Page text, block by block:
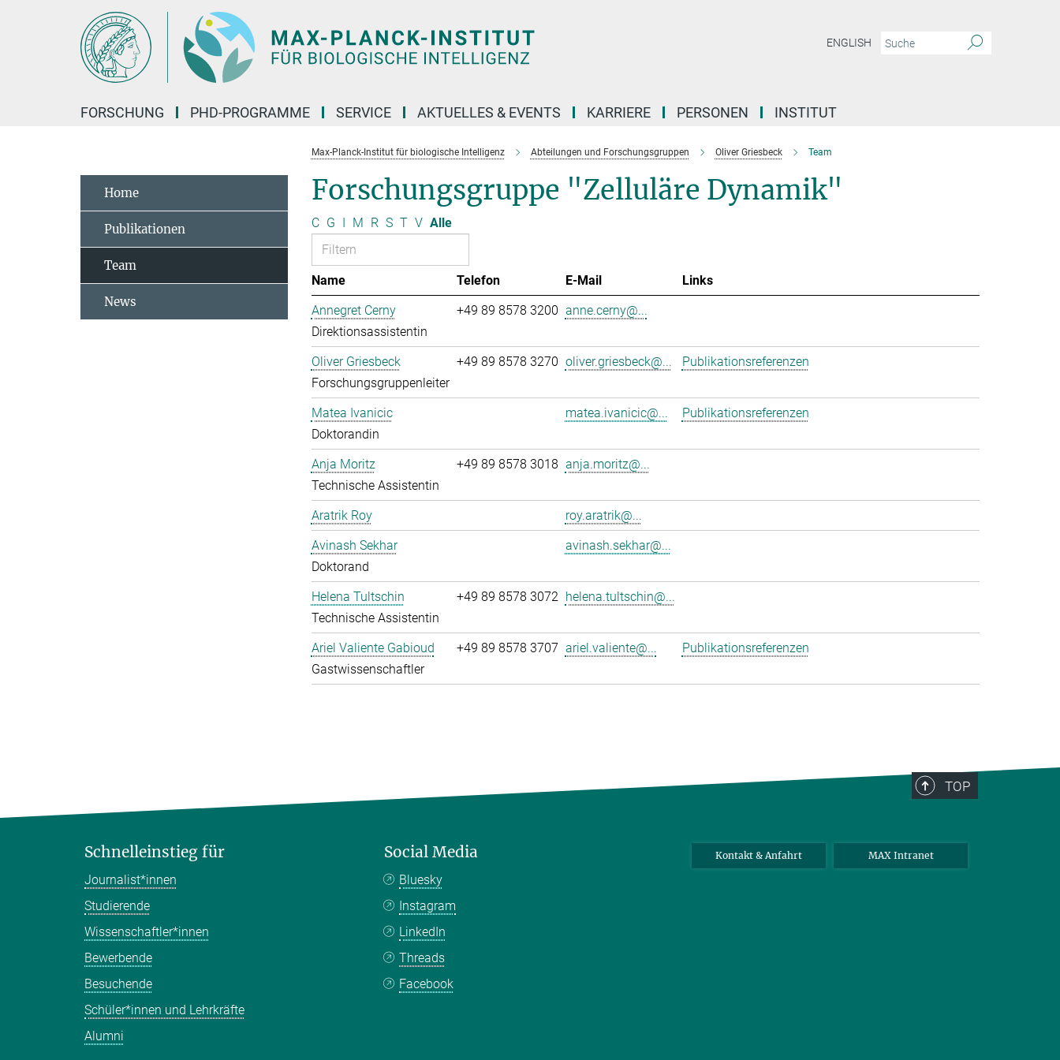
ENGLISH
FORSCHUNG PHD-PROGRAMME SERVICE AKTUELLES & EVENTS KARRIERE PERSONEN INSTITUT
Max-Planck-Institut für biologische Intelligenz Abteilungen und Forschungsgruppen Oliver Griesbeck Team
Forschungsgruppe "Zelluläre Dynamik"
C G I M R S T V Alle
Name Telefon E-Mail
Links
Annegret Cerny
Direktionsassistentin
+49 89 8578 3200 anne.cerny@...
Oliver Griesbeck
Forschungsgruppenleiter
+49 89 8578 3270 oliver.griesbeck@... Publikationsreferenzen
Matea Ivanicic
Doktorandin
matea.ivanicic@... Publikationsreferenzen
Anja Moritz
Technische Assistentin
+49 89 8578 3018 anja.moritz@...
Aratrik Roy
roy.aratrik@...
Avinash Sekhar
Doktorand
avinash.sekhar@...
Helena Tultschin
Technische Assistentin
+49 89 8578 3072 helena.tultschin@...
Ariel Valiente Gabioud
Gastwissenschaftler
+49 89 8578 3707 ariel.valiente@... Publikationsreferenzen
Home
Publikationen
Team
News
TOP
Schnelleinstieg für
Journalist*innen
Studierende
Wissenschaftler*innen
Bewerbende
Besuchende
Schüler*innen und Lehrkräfte
Alumni
Social Media
Bluesky
Instagram
LinkedIn
Threads
Facebook
Kontakt & Anfahrt MAX Intranet